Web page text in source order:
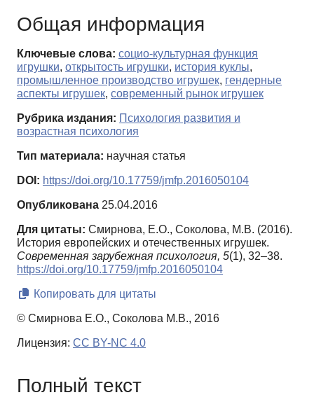
Общая информация
Ключевые слова: социо-культурная функция
игрушки, открытость игрушки, история куклы,
промышленное производство игрушек, гендерные
аспекты игрушек, современный рынок игрушек
Рубрика издания: Психология развития и
возрастная психология
Тип материала: научная статья
DOI: https://doi.org/10.17759/jmfp.2016050104
Опубликована 25.04.2016
Для цитаты: Смирнова, Е.О., Соколова, М.В. (2016).
История европейских и отечественных игрушек.
Современная зарубежная психология, 5(1), 32–38.
https://doi.org/10.17759/jmfp.2016050104
Копировать для цитаты
© Смирнова Е.О., Соколова М.В., 2016
Лицензия: CC BY-NC 4.0
Полный текст